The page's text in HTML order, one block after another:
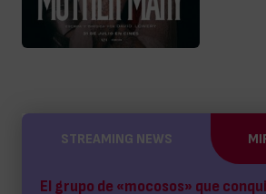
STREAMING NEWS
El grupo de «mocosos» que